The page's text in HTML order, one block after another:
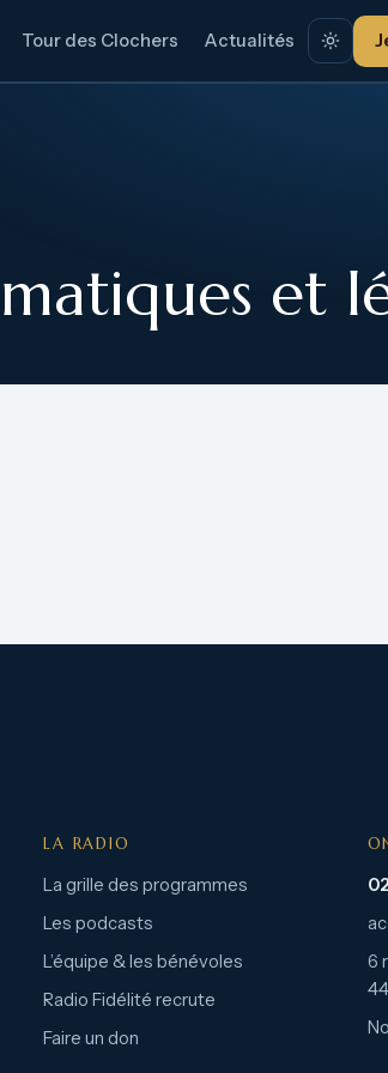
Tour des Clochers Actualités
et
LA RADIO
La grille des programmes
Les podcasts
L’équipe & les bénévoles
Radio Fidélité recrute
Faire un don
6